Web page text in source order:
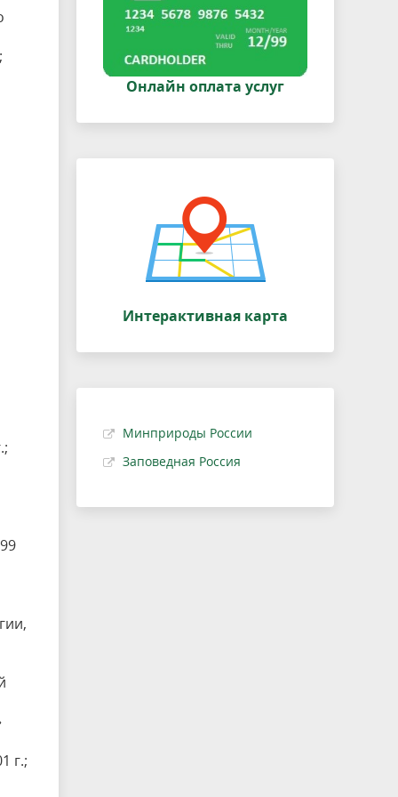
г.;
Онлайн оплата услуг
Интерактивная карта
Минприроды России
Заповедная Россия